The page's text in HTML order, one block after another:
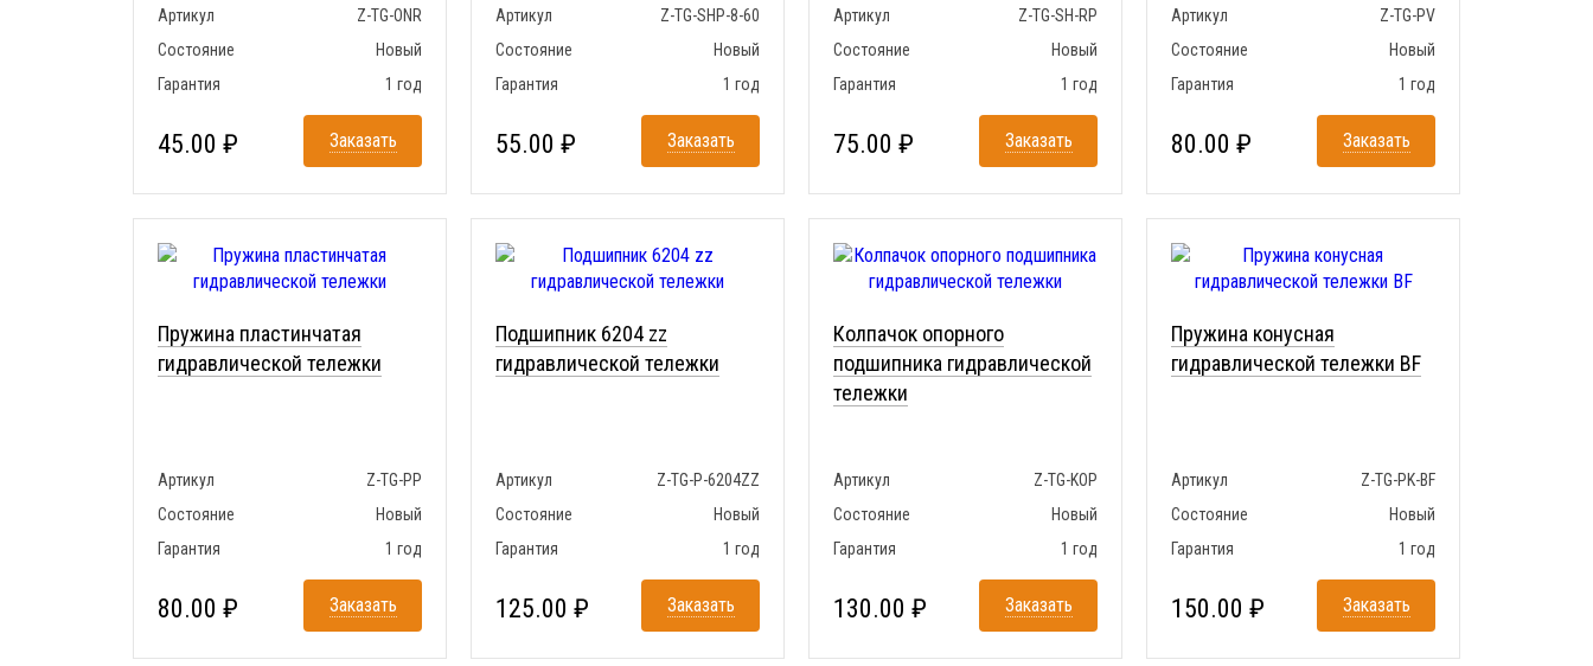
Артикул
Z-TG-ONR
Состояние
Новый
Гарантия
1 год
45.00 ₽ Заказать
Артикул
Z-TG-SHP-8-60
Состояние
Новый
Гарантия
1 год
55.00 ₽ Заказать
Артикул
Z-TG-SH-RP
Состояние
Новый
Гарантия
1 год
75.00 ₽ Заказать
Артикул
Z-TG-PV
Состояние
Новый
Гарантия
1 год
80.00 ₽ Заказать
Пружина пластинчатая
гидравлической тележки
Артикул
Z-TG-PP
Состояние
Новый
Гарантия
1 год
80.00 ₽ Заказать
Подшипник 6204 zz
гидравлической тележки
Артикул
Z-TG-P-6204ZZ
Состояние
Новый
Гарантия
1 год
125.00 ₽ Заказать
Колпачок опорного
подшипника гидравлической
тележки
Артикул
Z-TG-KOP
Состояние
Новый
Гарантия
1 год
130.00 ₽ Заказать
Пружина конусная
гидравлической тележки BF
Артикул
Z-TG-PK-BF
Состояние
Новый
Гарантия
1 год
150.00 ₽ Заказать